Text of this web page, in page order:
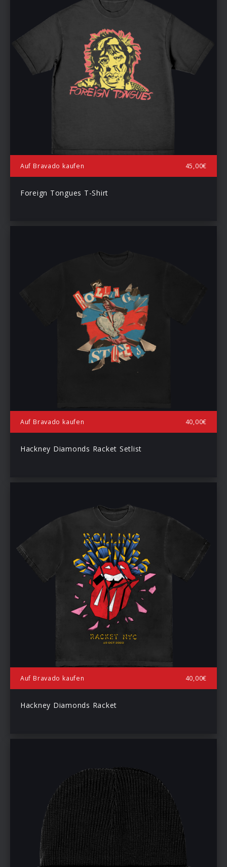
Auf Bravado kaufen 45,00€
Foreign Tongues T-Shirt
Auf Bravado kaufen 40,00€
Hackney Diamonds Racket Setlist
Auf Bravado kaufen 40,00€
Hackney Diamonds Racket